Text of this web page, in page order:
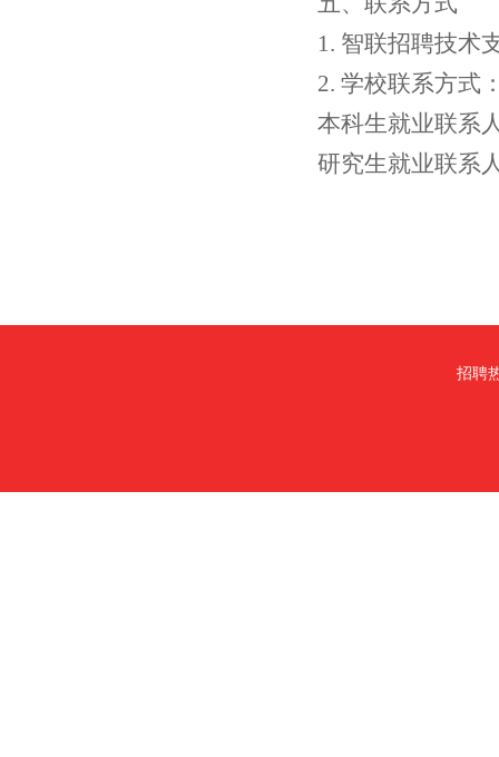
1. 智联招聘技术
2. 学校联系方式
本科生就业联系
研究生就业联系
招聘